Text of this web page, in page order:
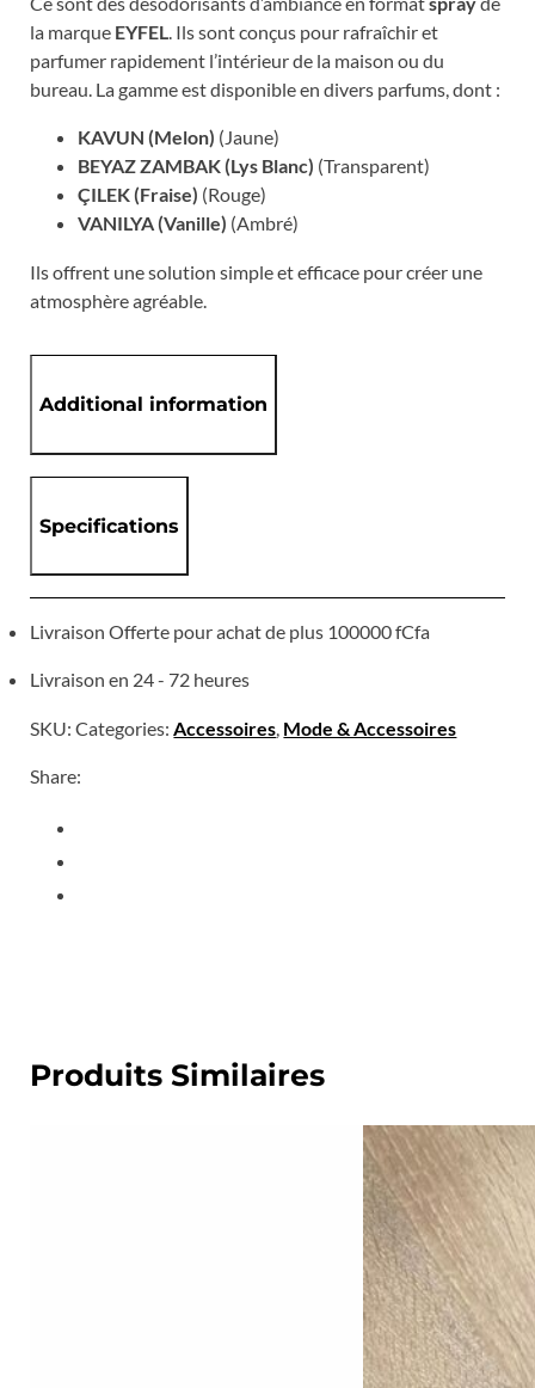
la marque EYFEL. Ils sont conçus pour rafraîchir et
parfumer rapidement l’intérieur de la maison ou du
bureau. La gamme est disponible en divers parfums, dont :
KAVUN (Melon) (Jaune)
BEYAZ ZAMBAK (Lys Blanc) (Transparent)
ÇILEK (Fraise) (Rouge)
VANILYA (Vanille) (Ambré)
Ils offrent une solution simple et efficace pour créer une
atmosphère agréable.
Additional information
Specifications
Livraison Offerte pour achat de plus 100000 fCfa
Livraison en 24 - 72 heures
SKU:Categories: Accessoires Mode & Accessoires
Share:
Produits Similaires